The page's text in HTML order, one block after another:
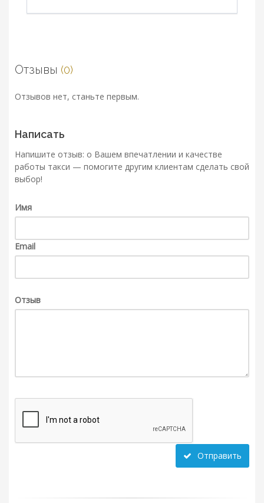
Отзывы (0)
Отзывов нет, станьте первым.
Написать
Напишите отзыв: о Вашем впечатлении и качестве
работы такси — помогите другим клиентам сделать свой
выбор!
Имя
Email
Отзыв
Отправить